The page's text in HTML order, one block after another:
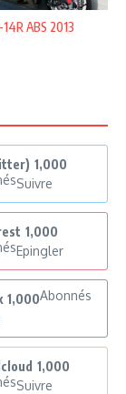
ABS 2013
1,000
Suivre
1,000
Epingler
1,000Abonnés
1,000
Suivre